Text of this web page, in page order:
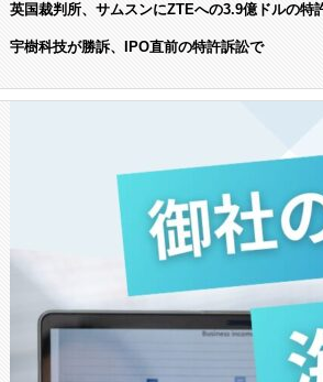
英国裁判所、サムスンにZTEへの3.9億ドルの特
宇樹科技が勝訴、IPO直前の特許訴訟で